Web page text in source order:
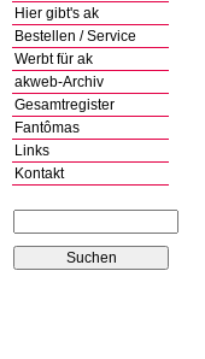
Hier gibt's ak
Bestellen / Service
Werbt für ak
akweb-Archiv
Gesamtregister
Fantômas
Links
Kontakt